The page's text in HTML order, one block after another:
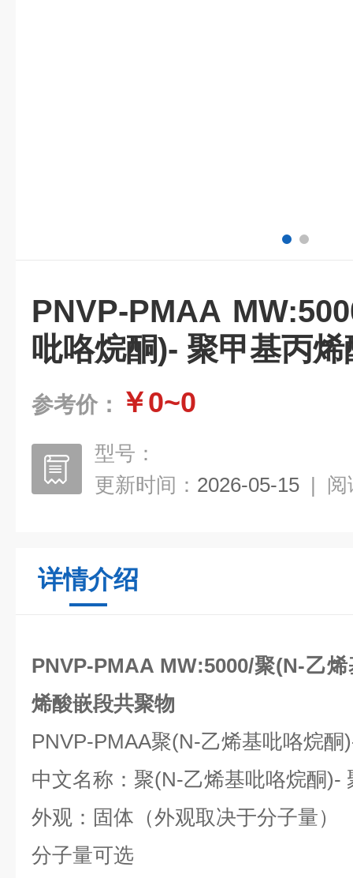
PNVP-PMAA
吡咯烷酮)- 聚甲基丙
参考价： ￥0~0
型号：
更新时间： 2026-05-15 | 阅
详情介绍
PNVP-PMAA MW:5000/聚(N-乙
烯酸嵌段共聚物
PNVP-PMAA聚(N-乙烯基吡咯烷酮
中文名称：聚(N-乙烯基吡咯烷酮)-
外观：固体（外观取决于分子量）
分子量可选